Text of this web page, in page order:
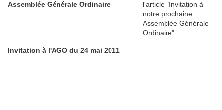
Assemblée Générale Ordinaire
Invitation à l'AGO du 24 mai 2011